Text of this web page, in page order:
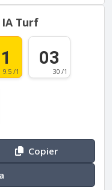
Turf
9.5 /1
03
30 /1
Copier